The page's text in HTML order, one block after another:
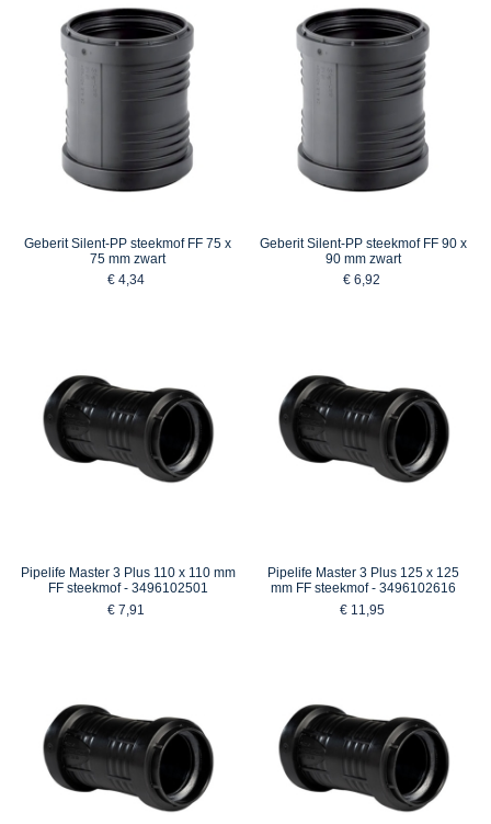
Geberit Silent-PP steekmof FF 75 x
75 mm zwart
€ 4,34
Geberit Silent-PP steekmof FF 90 x
90 mm zwart
€ 6,92
Pipelife Master 3 Plus 110 x 110 mm
FF steekmof - 3496102501
€ 7,91
Pipelife Master 3 Plus 125 x 125
mm FF steekmof - 3496102616
€ 11,95